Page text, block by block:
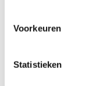
Voorkeuren
Statistieken